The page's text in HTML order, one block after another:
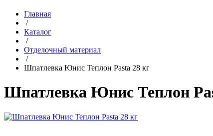
Главная
/
Каталог
/
Отделочный материал
/
Шпатлевка Юнис Теплон Pasta 28 кг
Шпатлевка Юнис Теплон